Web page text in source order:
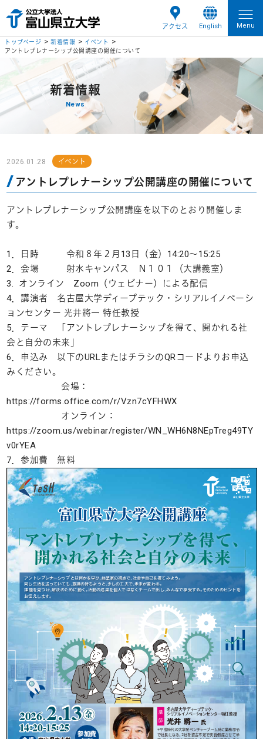
アクセス English Menu
トップページ 新着情報
イベント
アントレプレナーシップ公開講座の開催について
新着情報
News
2026.01.28 イベント
アントレプレナーシップ公開講座の開催について
アントレプレナーシップ公開講座を以下のとおり開催しま
す。
1．日時 令和８年２月13日（金）14:20～15:25
2．会場 射水キャンパス Ｎ１０１（大講義室）
3. オンライン Zoom（ウェビナー）による配信
4．講演者 名古屋大学ディープテック・シリアルイノベーシ
ョンセンター 光井將一 特任教授
5．テーマ 「アントレプレナーシップを得て、開かれる社
会と自分の未来」
6．申込み 以下のURLまたはチラシのQRコードよりお申込
みください。
会場：
https://forms.office.com/r/Vzn7cYFHWX
オンライン：
https://zoom.us/webinar/register/WN_WH6N8NEpTreg49TY
v0rYEA
7．参加費 無料